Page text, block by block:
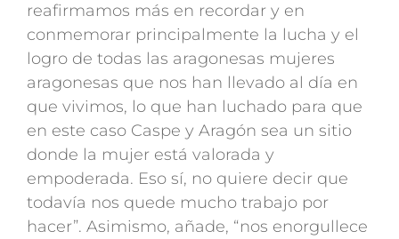
reafirmamos más en recordar y en
conmemorar principalmente la lucha y el
logro de todas las aragonesas mujeres
aragonesas que nos han llevado al día en
que vivimos, lo que han luchado para que
en este caso Caspe y Aragón sea un sitio
donde la mujer está valorada y
empoderada. Eso sí, no quiere decir que
todavía nos quede mucho trabajo por
hacer”. Asimismo, añade, “nos enorgullece